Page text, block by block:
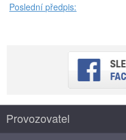
Poslední předpis:
Provozovatel